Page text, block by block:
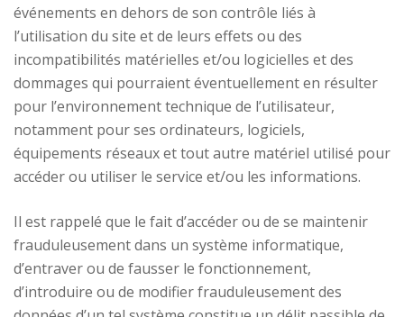
événements en dehors de son contrôle liés à
l’utilisation du site et de leurs effets ou des
incompatibilités matérielles et/ou logicielles et des
dommages qui pourraient éventuellement en résulter
pour l’environnement technique de l’utilisateur,
notamment pour ses ordinateurs, logiciels,
équipements réseaux et tout autre matériel utilisé pour
accéder ou utiliser le service et/ou les informations.
Il est rappelé que le fait d’accéder ou de se maintenir
frauduleusement dans un système informatique,
d’entraver ou de fausser le fonctionnement,
d’introduire ou de modifier frauduleusement des